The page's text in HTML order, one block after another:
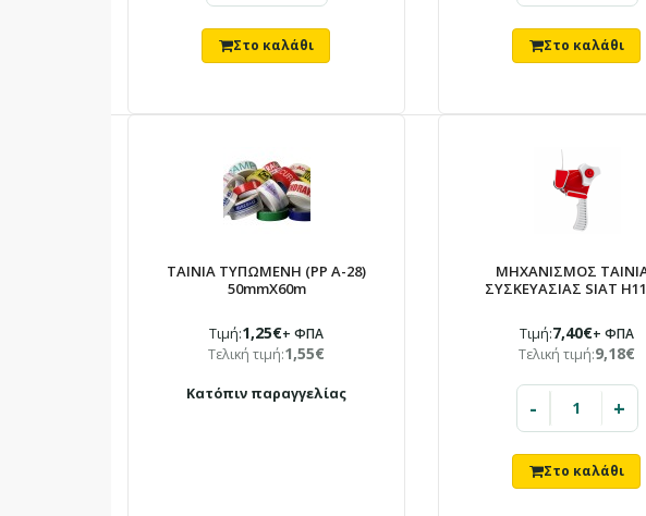
ΤΑΙΝΙΑ ΤΥΠΩΜΕΝΗ (PP A-28)
50mmX60m
Τιμή:1,25€+ ΦΠΑ
Τελική τιμή:1,55€
Κατόπιν παραγγελίας
ΜΗΧΑΝΙΣΜΟΣ
ΣΥΣΚΕΥΑΣΙΑΣ SIAT
Τιμή:7,40€+ ΦΠΑ
Τελική τιμή:9,18€
- +